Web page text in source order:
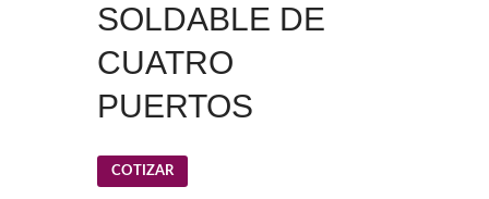
SOLDABLE DE
CUATRO
PUERTOS
COTIZAR